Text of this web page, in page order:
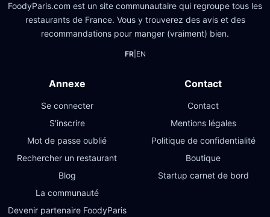
FoodyParis.com est un site communautaire qui regroupe tous les
restaurants de France. Vous y trouverez des avis et des
recommandations pour manger (vraiment) bien.
FR| EN
Annexe
Se connecter
S'inscrire
Mot de passe oublié
Rechercher un restaurant
Blog
La communauté
Devenir partenaire FoodyParis
Contact
Contact
Mentions légales
Politique de confidentialité
Boutique
Startup carnet de bord